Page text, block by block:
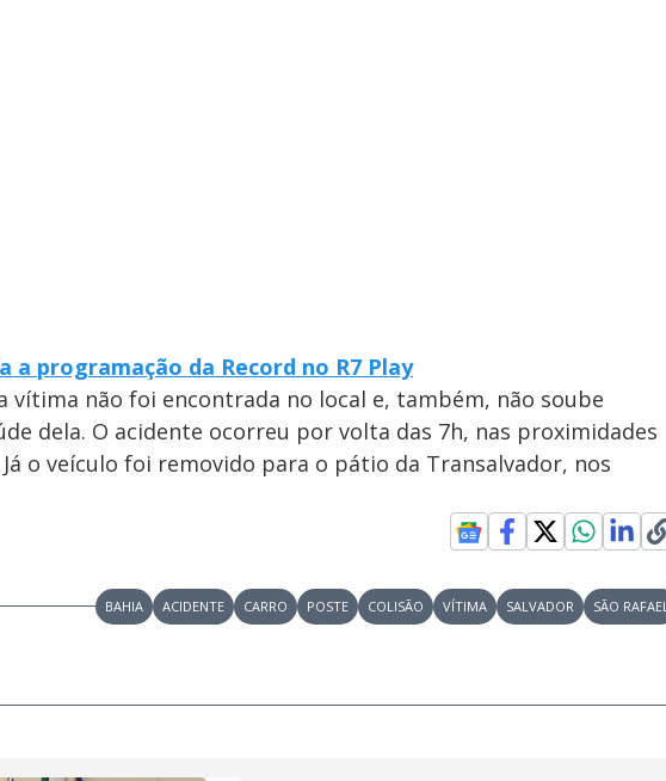
programação da Record no R7 Play
vítima não foi encontrada no local e, também, não soube
dela. O acidente ocorreu por volta das 7h, nas proximidades
o veículo foi removido para o pátio da Transalvador, nos
BAHIA ACIDENTE CARRO POSTE COLISÃO VÍTIMA SALVADOR SÃO RAFAEL